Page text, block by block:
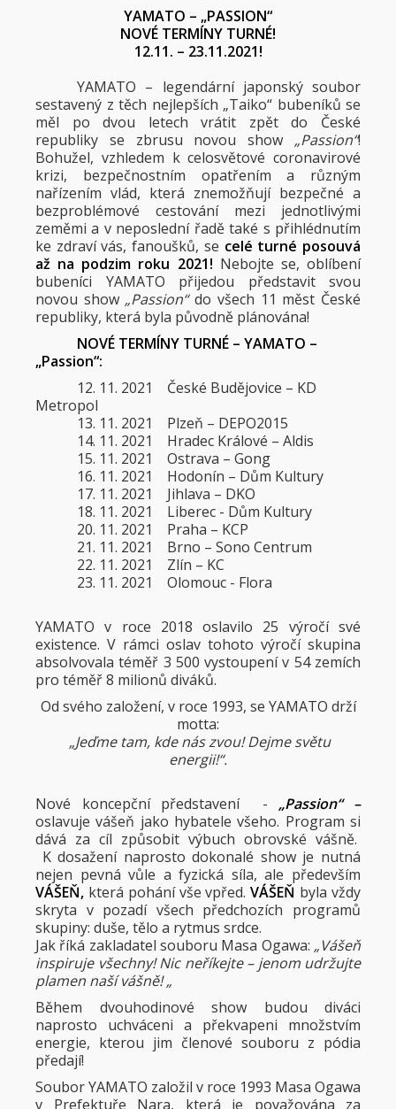
YAMATO – „PASSION“
NOVÉ TERMÍNY TURNÉ!
12.11. – 23.11.2021!
YAMATO – legendární japonský soubor
sestavený z těch nejlepších „Taiko“ bubeníků se
měl po dvou letech vrátit zpět do České
republiky se zbrusu novou show „Passion“!
Bohužel, vzhledem k celosvětové coronavirové
krizi, bezpečnostním opatřením a různým
nařízením vlád, která znemožňují bezpečné a
bezproblémové cestování mezi jednotlivými
zeměmi a v neposlední řadě také s přihlédnutím
ke zdraví vás, fanoušků, se celé turné posouvá
až na podzim roku 2021! Nebojte se, oblíbení
bubeníci YAMATO přijedou představit svou
novou show „Passion“do všech 11 měst České
republiky, která byla původně plánována!
NOVÉ TERMÍNY TURNÉ – YAMATO –
„Passion“:
12. 11. 2021 České Budějovice – KD
Metropol
13. 11. 2021 Plzeň – DEPO2015
14. 11. 2021 Hradec Králové – Aldis
15. 11. 2021 Ostrava – Gong
16. 11. 2021 Hodonín – Dům Kultury
17. 11. 2021 Jihlava – DKO
18. 11. 2021 Liberec - Dům Kultury
20. 11. 2021 Praha – KCP
21. 11. 2021 Brno – Sono Centrum
22. 11. 2021 Zlín – KC
23. 11. 2021 Olomouc - Flora
YAMATO v roce 2018 oslavilo 25 výročí své
existence. V rámci oslav tohoto výročí skupina
absolvovala téměř 3 500 vystoupení v 54 zemích
pro téměř 8 milionů diváků.
Od svého založení, v roce 1993, se YAMATO drží
motta:
„Jeďme tam, kde nás zvou! Dejme světu
energii!“.
Nové koncepční představení - „Passion“ –
oslavuje vášeň jako hybatele všeho. Program si
dává za cíl způsobit výbuch obrovské vášně.
K dosažení naprosto dokonalé show je nutná
nejen pevná vůle a fyzická síla, ale především
VÁŠEŇ, která pohání vše vpřed.VÁŠEŇ byla vždy
skryta v pozadí všech předchozích programů
skupiny: duše, tělo a rytmus srdce.
Jak říká zakladatel souboru Masa Ogawa: „Vášeň
inspiruje všechny! Nic neříkejte – jenom udržujte
plamen naší vášně! „
Během dvouhodinové show budou diváci
naprosto uchváceni a překvapeni množstvím
energie, kterou jim členové souboru z pódia
předají!
Soubor YAMATO založil v roce 1993 Masa Ogawa
v Prefektuře Nara, která je považována za